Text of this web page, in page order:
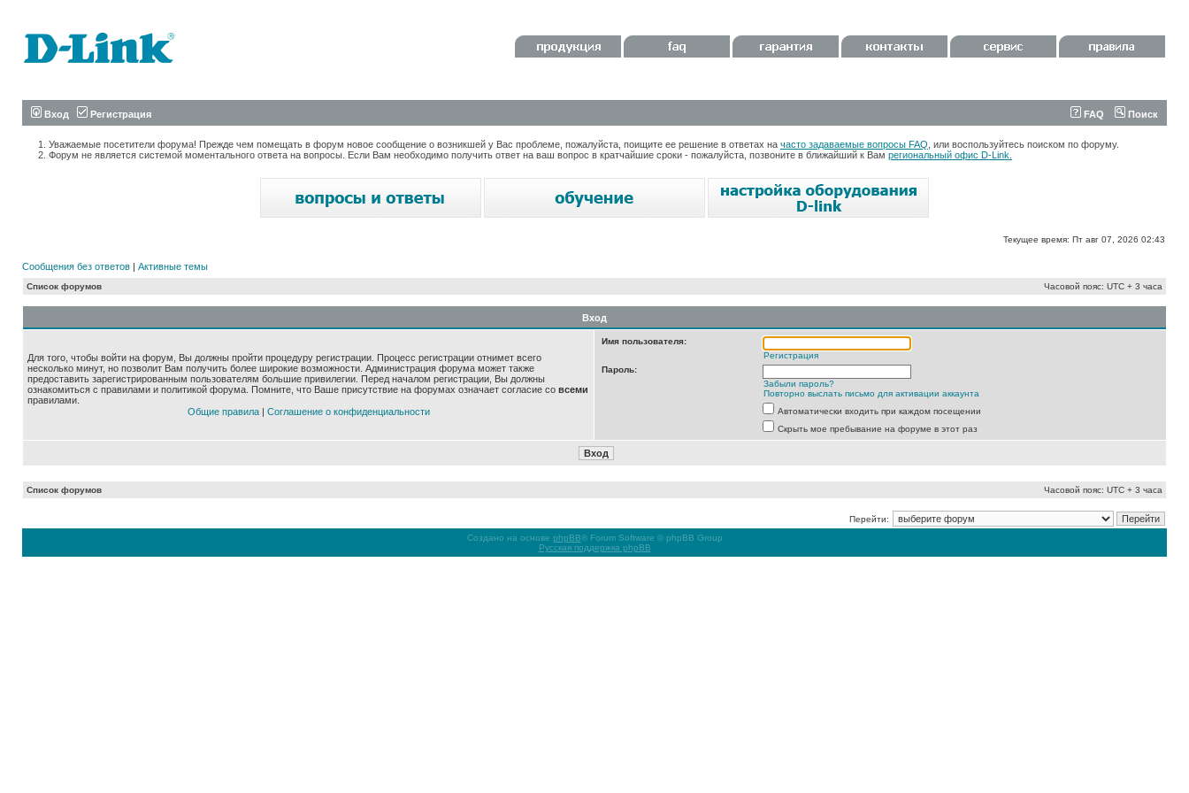
Вход Регистрация FAQ Поиск
Уважаемые посетители форума! Прежде чем помещать в форум новое сообщение о возникшей у Вас проблеме, пожалуйста, поищите ее решение в ответах на часто задаваемые вопросы FAQ , или воспользуйтесь поиском по форуму.
Форум не является системой моментального ответа на вопросы. Если Вам необходимо получить ответ на ваш вопрос в кратчайшие сроки - пожалуйста, позвоните в ближайший к Вам региональный офис D-Link.
Текущее время: Пт авг 07, 2026 02:43
Сообщения без ответов | Активные темы
Список форумов Часовой пояс: UTC + 3 часа
Вход
Для того, чтобы войти на форум, Вы должны пройти процедуру регистрации. Процесс регистрации отнимет всего
несколько минут, но позволит Вам получить более широкие возможности. Администрация форума может также
предоставить зарегистрированным пользователям большие привилегии. Перед началом регистрации, Вы должны
ознакомиться с правилами и политикой форума. Помните, что Ваше присутствие на форумах означает согласие со всеми
правилами.
Общие правила| Соглашение о конфиденциальности
Имя пользователя:
Регистрация
Пароль:
Забыли пароль?
Повторно выслать письмо для активации аккаунта
Автоматически входить при каждом посещении
Скрыть мое пребывание на форуме в этот раз
Список форумов Часовой пояс: UTC + 3 часа
Перейти:
Создано на основе phpBB® Forum Software © phpBB Group
Русская поддержка phpBB